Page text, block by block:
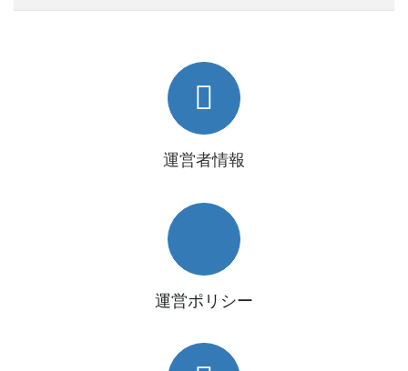
運営者情報
運営ポリシー